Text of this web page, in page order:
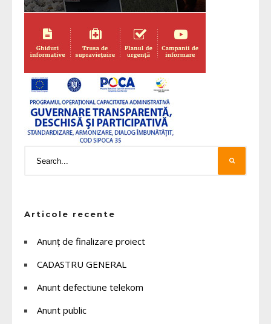
Articole recente
Anunț de finalizare proiect
CADASTRU GENERAL
Anunt defectiune telekom
Anunt public